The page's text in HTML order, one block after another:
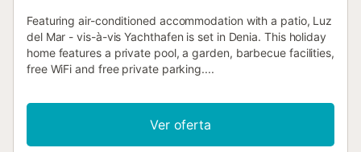
Featuring air-conditioned accommodation with a patio, Luz
del Mar - vis-à-vis Yachthafen is set in Denia. This holiday
home features a private pool, a garden, barbecue facilities,
free WiFi and free private parking....
Ver oferta